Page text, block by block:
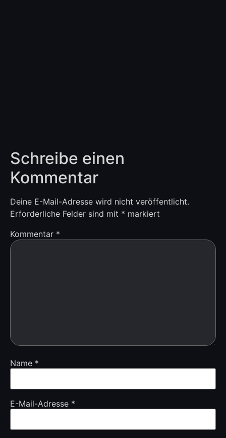
Schreibe einen
Kommentar
Deine E-Mail-Adresse wird nicht veröffentlicht.
Erforderliche Felder sind mit * markiert
Kommentar *
Name *
E-Mail-Adresse *